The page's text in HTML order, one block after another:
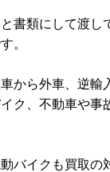
書類にして渡し
。
から外車、逆輸
ク、不動車や事
バイクも買取の